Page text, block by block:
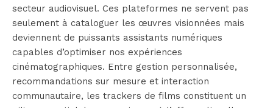
secteur audiovisuel. Ces plateformes ne servent pas
seulement à cataloguer les œuvres visionnées mais
deviennent de puissants assistants numériques
capables d’optimiser nos expériences
cinématographiques. Entre gestion personnalisée,
recommandations sur mesure et interaction
communautaire, les trackers de films constituent un